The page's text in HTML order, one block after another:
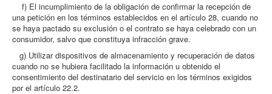
f) El incumplimiento de la obligación de confirmar la recepción de
una petición en los términos establecidos en el artículo 28, cuando no
se haya pactado su exclusión o el contrato se haya celebrado con un
consumidor, salvo que constituya infracción grave.
g) Utilizar dispositivos de almacenamiento y recuperación de datos
cuando no se hubiera facilitado la información u obtenido el
consentimiento del destinatario del servicio en los términos exigidos
por el artículo 22.2.